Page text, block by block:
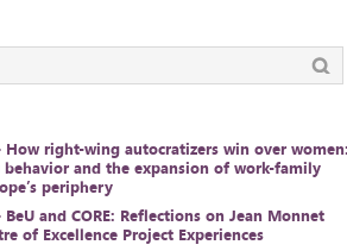
How right-wing autocratizers win over
behavior and the expansion of work-family
periphery
and CORE: Reflections on Jean Monnet
of Excellence Project Experiences